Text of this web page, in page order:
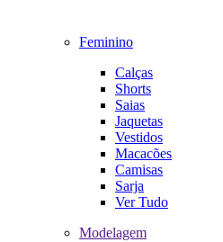
Feminino
Calças
Shorts
Saias
Jaquetas
Vestidos
Macacões
Camisas
Sarja
Ver Tudo
Modelagem